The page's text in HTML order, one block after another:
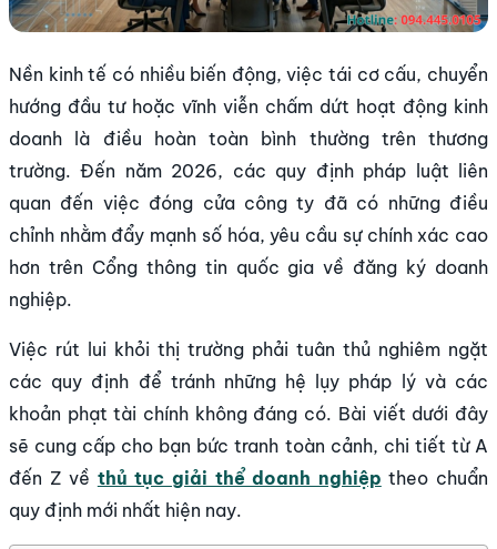
Nền kinh tế có nhiều biến động, việc tái cơ cấu, chuyển
hướng đầu tư hoặc vĩnh viễn chấm dứt hoạt động kinh
doanh là điều hoàn toàn bình thường trên thương
trường. Đến năm 2026, các quy định pháp luật liên
quan đến việc đóng cửa công ty đã có những điều
chỉnh nhằm đẩy mạnh số hóa, yêu cầu sự chính xác cao
hơn trên Cổng thông tin quốc gia về đăng ký doanh
nghiệp.
Việc rút lui khỏi thị trường phải tuân thủ nghiêm ngặt
các quy định để tránh những hệ lụy pháp lý và các
khoản phạt tài chính không đáng có. Bài viết dưới đây
sẽ cung cấp cho bạn bức tranh toàn cảnh, chi tiết từ A
đến Z về thủ tục giải thể doanh nghiệp theo chuẩn
quy định mới nhất hiện nay.